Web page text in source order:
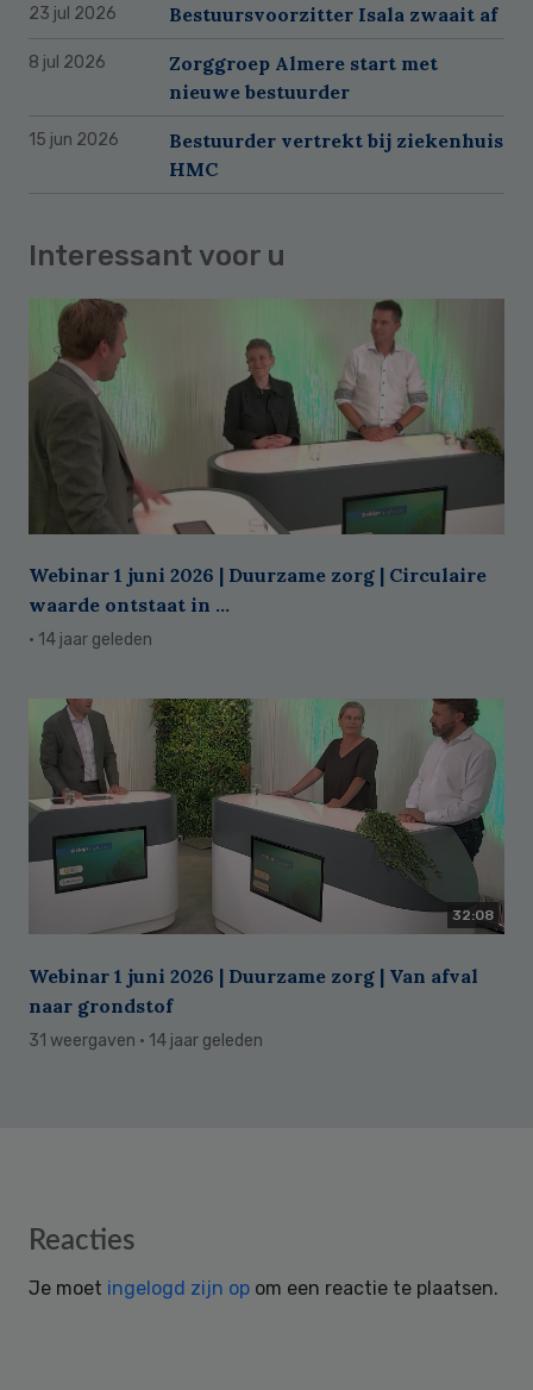
23 jul 2026 Bestuursvoorzitter Isala zwaait af
8 jul 2026
Zorggroep Almere start met
nieuwe bestuurder
15 jun 2026
Bestuurder vertrekt bij ziekenhuis
HMC
Interessant voor u
Webinar 1 juni 2026 | Duurzame zorg | Circulaire
waarde ontstaat in ...
· 14 jaar geleden
32:08
Webinar 1 juni 2026 | Duurzame zorg | Van afval
naar grondstof
31 weergaven · 14 jaar geleden
Reader
Reacties
Je moet ingelogd zijn op om een reactie te plaatsen.